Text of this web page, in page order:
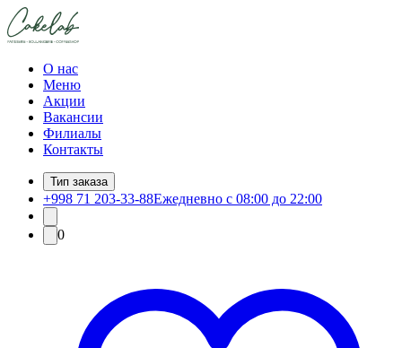
О нас
Меню
Акции
Вакансии
Филиалы
Контакты
Тип заказа
+998 71 203-33-88Ежедневно с 08:00 до 22:00
0